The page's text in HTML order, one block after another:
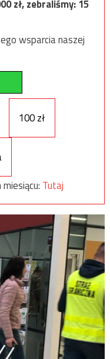
zł, zebraliśmy:15
wsparcia naszej
100 zł
Tutaj